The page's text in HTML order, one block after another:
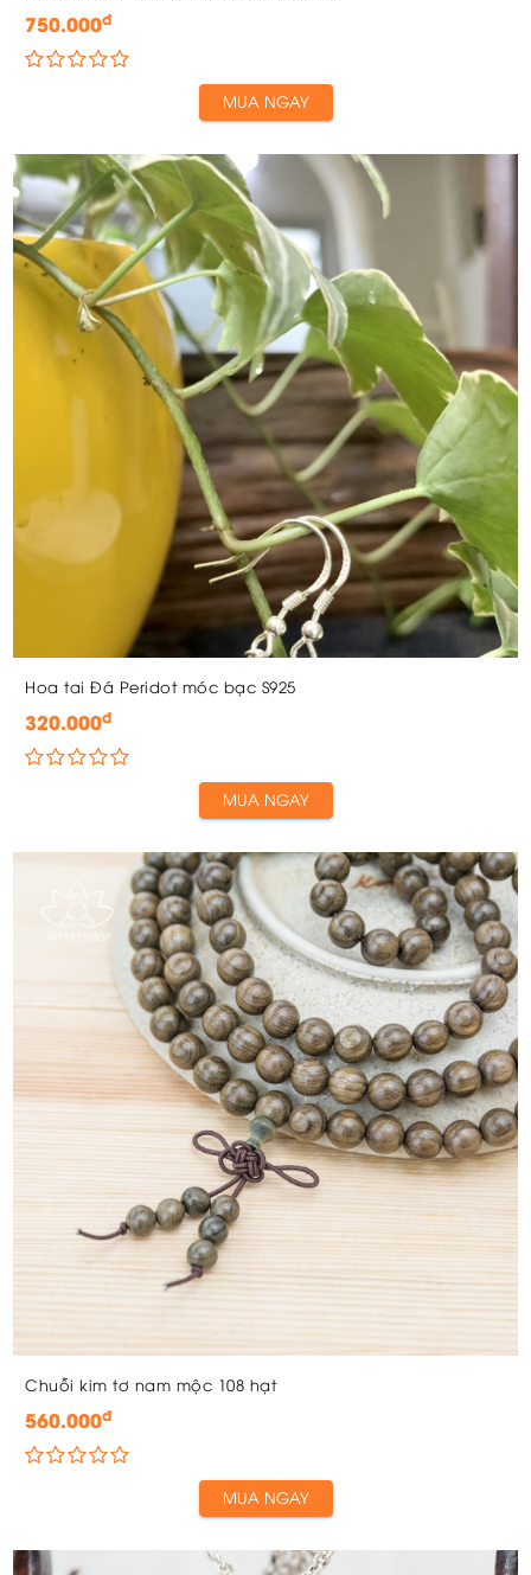
750.000đ
MUA NGAY
Hoa tai Đá Peridot móc bạc S925
320.000đ
MUA NGAY
Chuỗi kim tơ nam mộc 108 hạt
560.000đ
MUA NGAY